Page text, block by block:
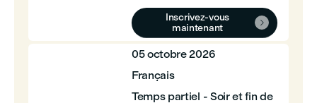
Inscrivez-vous
maintenant

05 octobre 2026
Français
Temps partiel - Soir et fin de